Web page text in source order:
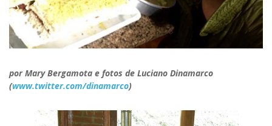
por Mary Bergamota e fotos de Luciano Dinamarco
(www.twitter.com/dinamarco)